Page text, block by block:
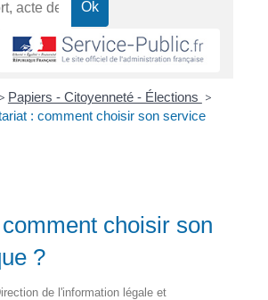
> Papiers - Citoyenneté - Élections >
: comment choisir son service
choisir son
?
de l'information légale et